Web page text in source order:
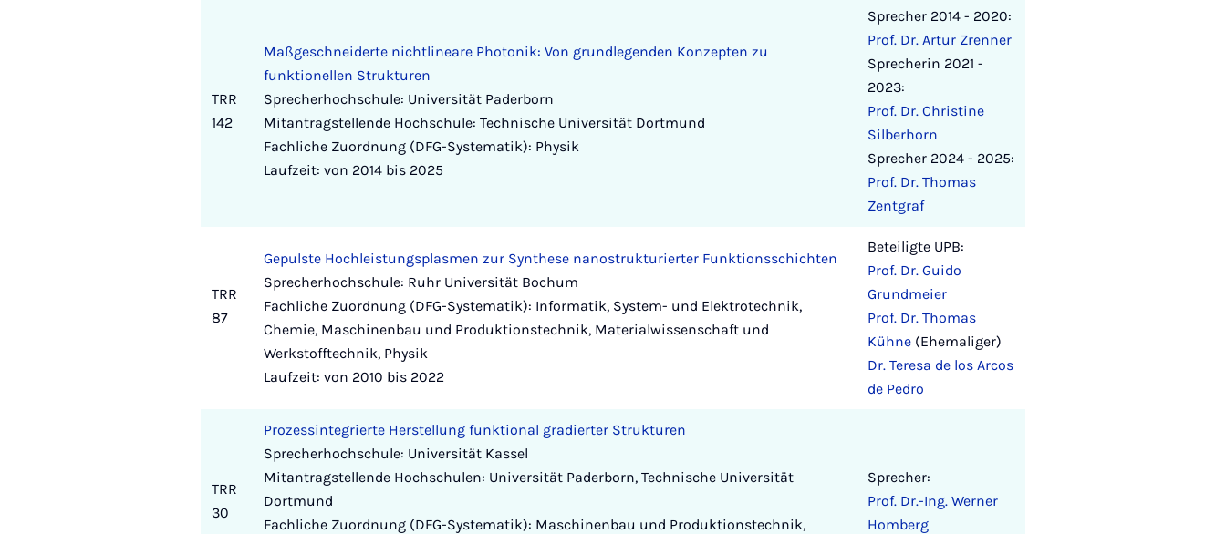
TRR
142
Maßgeschneiderte nichtlineare Photonik: Von grundlegenden Konzepten zu
funktionellen Strukturen
Sprecherhochschule: Universität Paderborn
Mitantragstellende Hochschule: Technische Universität Dortmund
Fachliche Zuordnung (DFG-Systematik): Physik
Laufzeit: von 2014 bis 2025
Sprecher 2014 - 2020:
Prof. Dr. Artur Zrenner
Sprecherin 2021 -
2023:
Prof. Dr. Christine
Silberhorn
Sprecher 2024 - 2025:
Prof. Dr. Thomas
Zentgraf
TRR
87
Gepulste Hochleistungsplasmen zur Synthese nanostrukturierter Funktionsschichten
Sprecherhochschule: Ruhr Universität Bochum
Fachliche Zuordnung (DFG-Systematik): Informatik, System- und Elektrotechnik,
Chemie, Maschinenbau und Produktionstechnik, Materialwissenschaft und
Werkstofftechnik, Physik
Laufzeit: von 2010 bis 2022
Beteiligte UPB:
Prof. Dr. Guido
Grundmeier
Prof. Dr. Thomas
Kühne (Ehemaliger)
Dr. Teresa de los Arcos
de Pedro
TRR
30
Prozessintegrierte Herstellung funktional gradierter Strukturen
Sprecherhochschule: Universität Kassel
Mitantragstellende Hochschulen: Universität Paderborn, Technische Universität
Dortmund
Fachliche Zuordnung (DFG-Systematik): Maschinenbau und Produktionstechnik,
Sprecher:
Prof. Dr.-Ing. Werner
Homberg